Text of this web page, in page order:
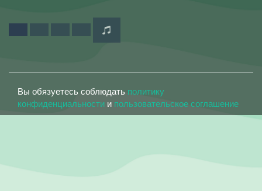
Вы обязуетесь соблюдать политику
конфиденциальности и пользовательское соглашение